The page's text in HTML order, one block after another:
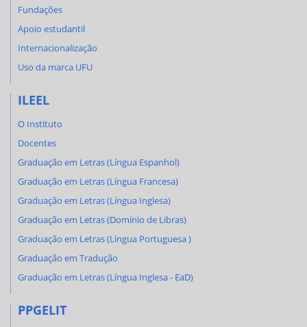
Fundações
Apoio estudantil
Internacionalização
Uso da marca UFU
ILEEL
O Instituto
Docentes
Graduação em Letras (Língua Espanhol)
Graduação em Letras (Língua Francesa)
Graduação em Letras (Língua Inglesa)
Graduação em Letras (Domínio de Libras)
Graduação em Letras (Língua Portuguesa )
Graduação em Tradução
Graduação em Letras (Língua Inglesa - EaD)
PPGELIT